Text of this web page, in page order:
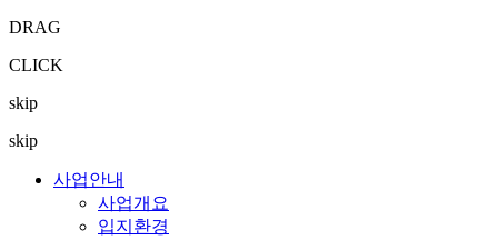
DRAG
CLICK
skip
skip
사업안내
사업개요
입지환경